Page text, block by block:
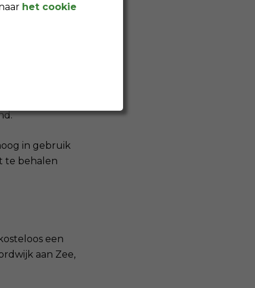
in
optie voor
in gebruik
te behalen
een
aan Zee,
het cookie